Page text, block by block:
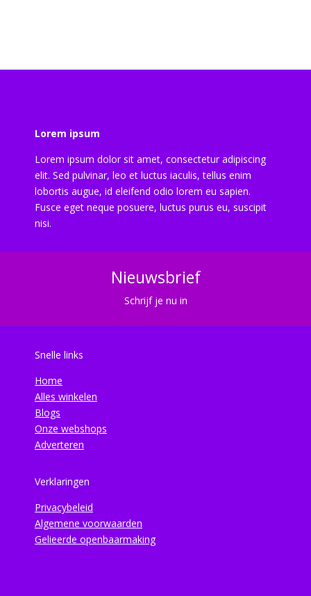
Lorem ipsum
Lorem ipsum dolor sit amet, consectetur adipiscing
elit. Sed pulvinar, leo et luctus iaculis, tellus enim
lobortis augue, id eleifend odio lorem eu sapien.
Fusce eget neque posuere, luctus purus eu, suscipit
nisi.
Nieuwsbrief
Schrijf je nu in
Snelle links
Home
Alles winkelen
Blogs
Onze webshops
Adverteren
Verklaringen
Privacybeleid
Algemene voorwaarden
Gelieerde openbaarmaking